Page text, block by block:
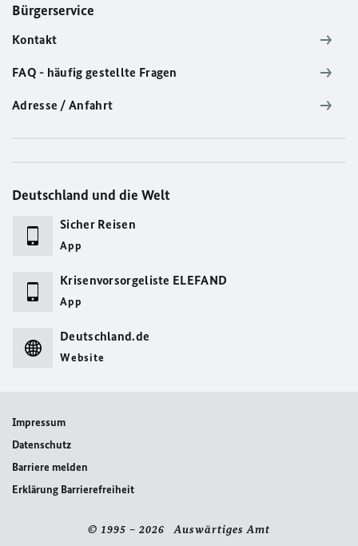
Bürgerservice
Kontakt
FAQ - häufig gestellte Fragen
Adresse / Anfahrt
Deutschland und die Welt
Sicher Reisen
App
Krisenvorsorgeliste ELEFAND
App
Deutschland.de
Website
Impressum
Datenschutz
Barriere melden
Erklärung Barrierefreiheit
© 1995 – 2026 Auswärtiges Amt